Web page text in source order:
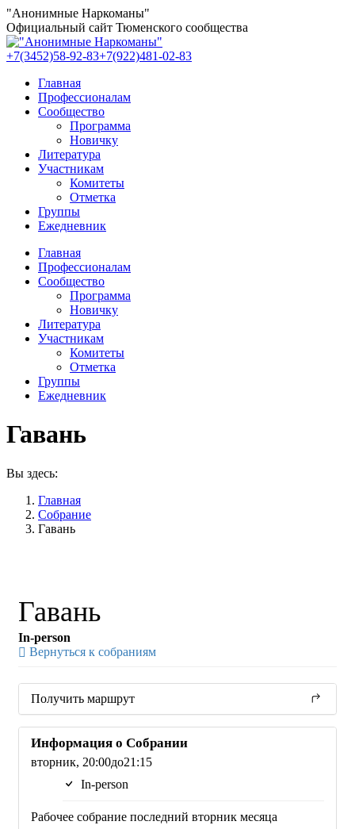
Перейти
к
содержанию
"Анонимные Наркоманы"
Официальный сайт Тюменского сообщества
+7(3452)58-92-83+7(922)481-02-83
Главная
Профессионалам
Сообщество
Программа
Новичку
Литература
Участникам
Комитеты
Отметка
Группы
Ежедневник
Главная
Профессионалам
Сообщество
Программа
Новичку
Литература
Участникам
Комитеты
Отметка
Группы
Ежедневник
Гавань
Вы здесь:
Главная
Собрание
Гавань
Гавань
In-person
Вернуться к собраниям
Получить маршрут
Информация о Собрании
вторник, 20:00до21:15
In-person
Рабочее собрание последний вторник месяца